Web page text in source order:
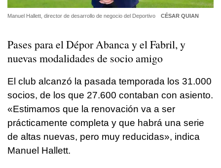
Manuel Hallett, director de desarrollo de negocio del Deportivo CÉSAR QUIAN
Pases para el Dépor Abanca y el Fabril, y
nuevas modalidades de socio amigo
El club alcanzó la pasada temporada los 31.000
socios, de los que 27.600 contaban con asiento.
«Estimamos que la renovación va a ser
prácticamente completa y que habrá una serie
de altas nuevas, pero muy reducidas», indica
Manuel Hallett.